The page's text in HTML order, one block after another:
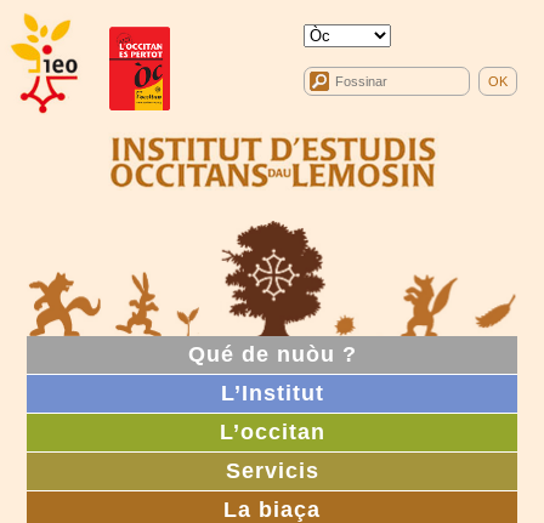
Qué de nuòu ?
L’Institut
L’occitan
Servicis
La biaça